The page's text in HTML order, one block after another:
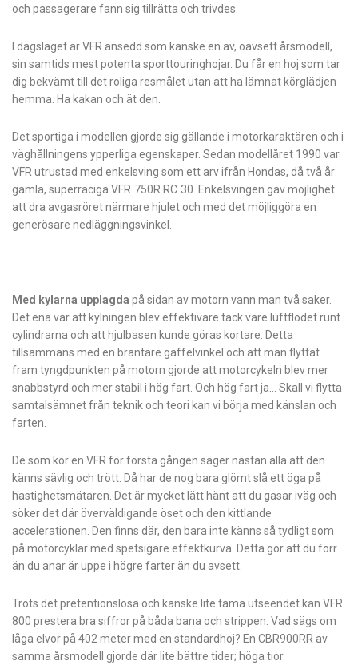
och passagerare fann sig tillrätta och trivdes.
I dagsläget är VFR ansedd som kanske en av, oavsett årsmodell,
sin samtids mest potenta sporttouringhojar. Du får en hoj som tar
dig bekvämt till det roliga resmålet utan att ha lämnat körglädjen
hemma. Ha kakan och ät den.
Det sportiga i modellen gjorde sig gällande i motorkaraktären och i
väghållningens ypperliga egenskaper. Sedan modellåret 1990 var
VFR utrustad med enkelsving som ett arv ifrån Hondas, då två år
gamla, superraciga VFR 750R RC 30. Enkelsvingen gav möjlighet
att dra avgasröret närmare hjulet och med det möjliggöra en
generösare nedläggningsvinkel.
Med kylarna upplagda på sidan av motorn vann man två saker.
Det ena var att kylningen blev effektivare tack vare luftflödet runt
cylindrarna och att hjulbasen kunde göras kortare. Detta
tillsammans med en brantare gaffelvinkel och att man flyttat
fram tyngdpunkten på motorn gjorde att motorcykeln blev mer
snabbstyrd och mer stabil i hög fart. Och hög fart ja… Skall vi flytta
samtalsämnet från teknik och teori kan vi börja med känslan och
farten.
De som kör en VFR för första gången säger nästan alla att den
känns sävlig och trött. Då har de nog bara glömt slå ett öga på
hastighetsmätaren. Det är mycket lätt hänt att du gasar iväg och
söker det där överväldigande öset och den kittlande
accelerationen. Den finns där, den bara inte känns så tydligt som
på motorcyklar med spetsigare effektkurva. Detta gör att du förr
än du anar är uppe i högre farter än du avsett.
Trots det pretentionslösa och kanske lite tama utseendet kan VFR
800 prestera bra siffror på båda bana och strippen. Vad sägs om
låga elvor på 402 meter med en standardhoj? En CBR900RR av
samma årsmodell gjorde där lite bättre tider; höga tior.